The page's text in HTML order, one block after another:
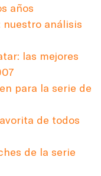
años
nuestro análisis
las mejores
para la serie de
de todos
de la serie